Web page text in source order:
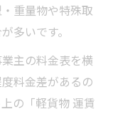
重量物や特殊取
多いです。
主の料金表を横
料金差があるの
の「軽貨物 運賃